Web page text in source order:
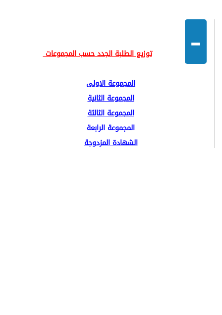
- توزيع الطلبة الجدد حسب المجموعات
المجموعة الاولى
المجموعة الثانية
المجموعة الثالثة
المجموعة الرابعة
الشهادة المزدوجة